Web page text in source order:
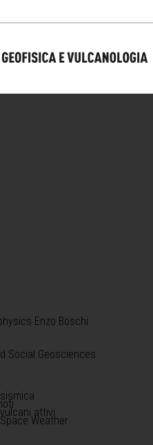
Enzo Boschi
Social Geosciences
attivi
Weather